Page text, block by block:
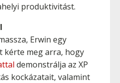
produktivitást.
Erwin egy
kérte meg arra, hogy
demonstrálja az XP
kockázatait, valamint